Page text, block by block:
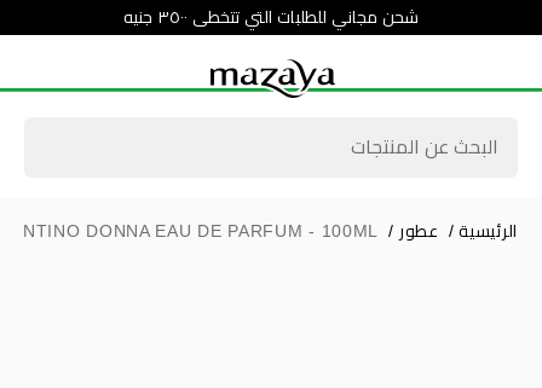
شحن مجاني للطلبات التي تتخطى ٣٥٠٠ جنيه
الرئيسية / عطور /
DONNA EAU DE PARFUM - 100ML